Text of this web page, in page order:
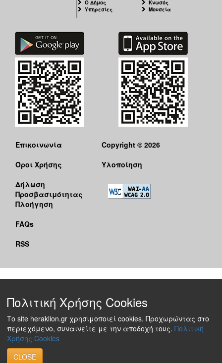
Ο Δήμος
Υπηρεσίες
Κνωσός
Μουσεία
Επικοινωνία
Όροι Χρήσης
Δήλωση
Προσβασιμότητας
Πλοήγηση
FAQs
RSS
Copyright © 2026
Υλοποίηση
Πολιτική Χρήσης Cookies
Το site heraklion.gr χρησιμοποιεί cookies. Προχωρώντας στο
περιεχόμενο, συναινείτε με την αποδοχή τους. Πολιτική
Χρήσης Cookies
CLOSE